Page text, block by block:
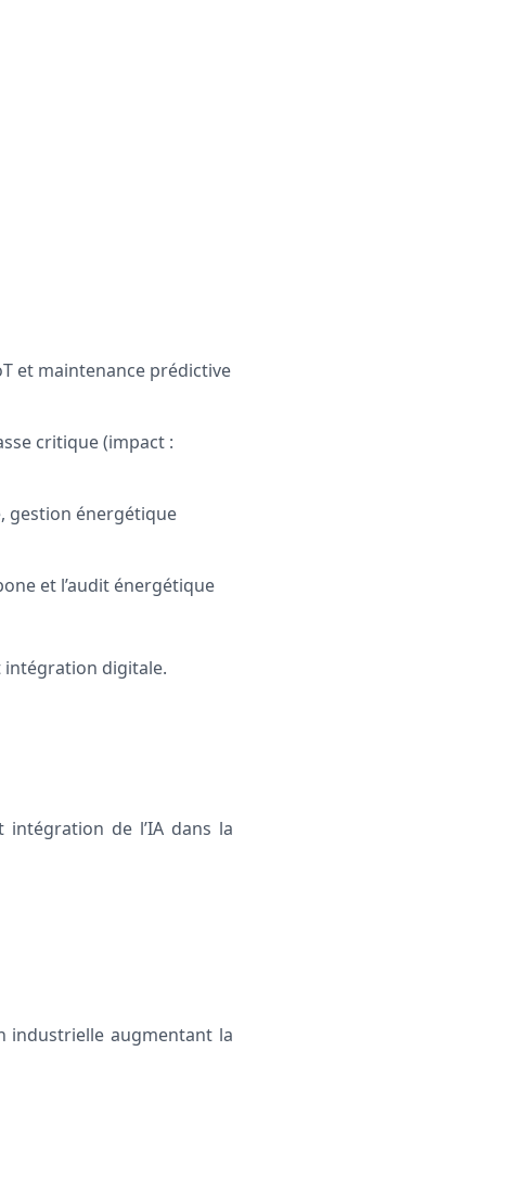
et maintenance prédictive
critique (impact :
gestion énergétique
et l’audit énergétique
intégration digitale.
de l’IA dans la
industrielle augmentant la